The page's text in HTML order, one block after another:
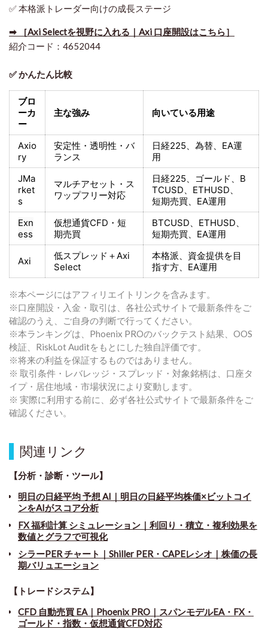
✅ 本格派トレーダー向けの成長ステージ
➡ ［Axi Selectを視野に入れる｜Axi 口座開設はこちら］
紹介コード：4652044
✅ かんたん比較
ブロ
ーカ
ー
主な強み 向いている用途
Axio
ry
安定性・透明性・バ
ランス
日経225、為替、EA運
用
JMa
rket
s
マルチアセット・ス
ワップフリー対応
日経225、ゴールド、 B
TCUSD、ETHUSD、
短期売買、EA運用
Exn
ess
仮想通貨CFD・短
期売買
BTCUSD、ETHUSD、
短期売買、EA運用
Axi 低スプレッド＋Axi
Select
本格派、資金提供を目
指す方、EA運用
※本ページにはアフィリエイトリンクを含みます。
※口座開設・入金・取引は、各社公式サイトで最新条件をご
確認のうえ、ご自身の判断で行ってください。
※本ランキングは、Phoenix PROのバックテスト結果、OOS
検証、RiskLot Auditをもとにした独自評価です。
※将来の利益を保証するものではありません。
※ 取引条件・レバレッジ・スプレッド・対象銘柄は、口座タ
イプ・居住地域・市場状況により変動します。
※ 実際に利用する前に、必ず各社公式サイトで最新条件をご
確認ください。
関連リンク
【分析・診断・ツール】
明日の日経平均 予想 AI｜明日の日経平均株価×ビットコイ
ンをAIがスコア分析
FX 福利計算 シミュレーション｜利回り・積立・複利効果を
数値とグラフで可視化
シラーPER チャート ｜ Shiller PER・CAPEレシオ｜株価の長
期バリュエーション
【トレードシステム】
CFD 自動売買 EA｜Phoenix PRO｜スパンモデルEA・FX・
ゴールド・指数・仮想通貨CFD対応